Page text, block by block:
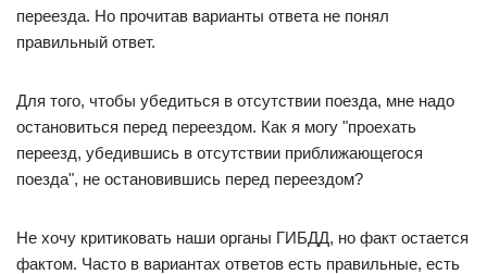
переезда. Но прочитав варианты ответа не понял
правильный ответ.
Для того, чтобы убедиться в отсутствии поезда, мне надо
остановиться перед переездом. Как я могу "проехать
переезд, убедившись в отсутствии приближающегося
поезда", не остановившись перед переездом?
Не хочу критиковать наши органы ГИБДД, но факт остается
фактом. Часто в вариантах ответов есть правильные, есть